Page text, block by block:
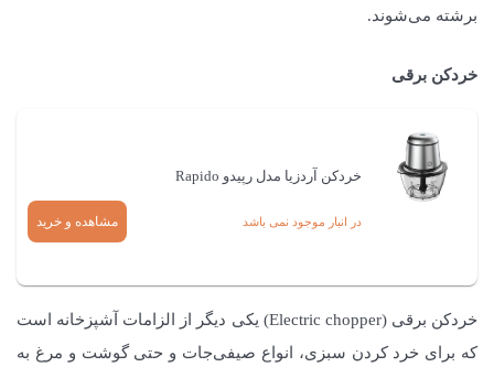
برشته می‌شوند.
خردکن برقی
خردکن آردزیا مدل رپیدو Rapido
در انبار موجود نمی باشد مشاهده و خرید
خردکن برقی (Electric chopper) یکی دیگر از الزامات آشپزخانه است
که برای خرد کردن سبزی، انواع صیفی‌جات و حتی گوشت و مرغ به